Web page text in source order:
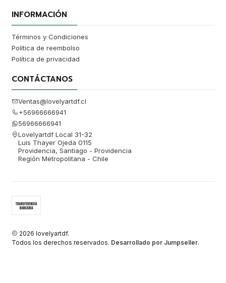
INFORMACIÓN
Términos y Condiciones
Política de reembolso
Política de privacidad
CONTÁCTANOS
Ventas@lovelyartdf.cl
+56966666941
56966666941
Lovelyartdf Local 31-32
Luis Thayer Ojeda 0115
Providencia, Santiago - Providencia
Región Metropolitana - Chile
2026 lovelyartdf.
Todos los derechos reservados. Desarrollado por Jumpseller.